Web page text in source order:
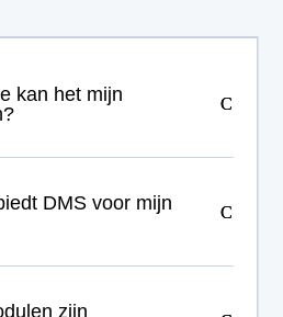
kan het mijn
DMS voor mijn
zijn